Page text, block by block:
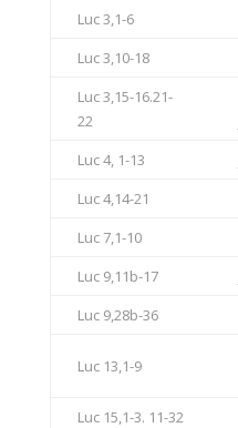
Luc 3,1-6
Luc 3,10-18
Luc 3,15-16.21-
22
Luc 4, 1-13
Luc 4,14-21
Luc 7,1-10
Luc 9,11b-17
Luc 9,28b-36
Luc 13,1-9
Luc 15,1-3. 11-32